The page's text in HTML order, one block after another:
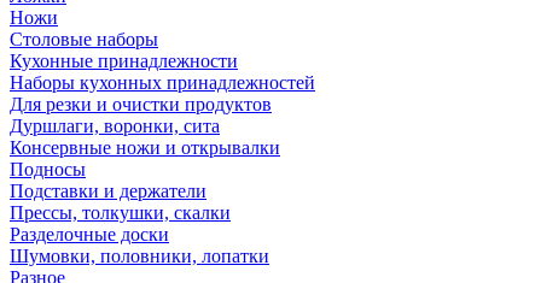
Ножи
Столовые наборы
Кухонные принадлежности
Наборы кухонных принадлежностей
Для резки и очистки продуктов
Дуршлаги, воронки, сита
Консервные ножи и открывалки
Подносы
Подставки и держатели
Прессы, толкушки, скалки
Разделочные доски
Шумовки, половники, лопатки
Разное